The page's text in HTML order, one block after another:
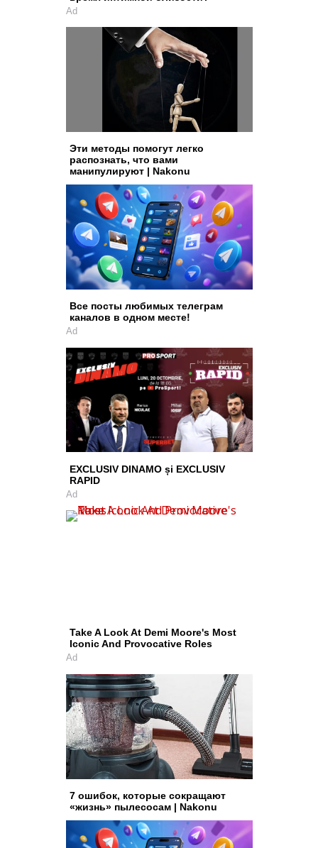
Ad
Эти методы помогут легко
распознать, что вами
манипулируют | Nakonu
Все посты любимых телеграм
каналов в одном месте!
Ad
EXCLUSIV DINAMO și EXCLUSIV
RAPID
Ad
Take A Look At Demi Moore's Most
Iconic And Provocative Roles
Ad
7 ошибок, которые сокращают
«жизнь» пылесосам | Nakonu